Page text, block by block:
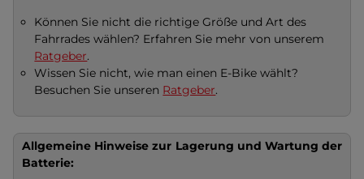
Können Sie nicht die richtige Größe und Art des
Fahrrades wählen? Erfahren Sie mehr von unserem
Ratgeber.
Wissen Sie nicht, wie man einen E-Bike wählt?
Besuchen Sie unseren Ratgeber.
Allgemeine Hinweise zur Lagerung und Wartung der
Batterie: